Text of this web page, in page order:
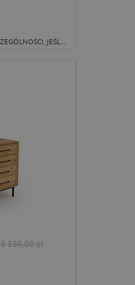
SZUFLAD NIGDY ZA WIELE! W SZCZEGÓLNOŚCI, JEŚLI WYBIERAMY KOMODĘ DO BIURA CZY SYPIALNI.
5 560,00 zł